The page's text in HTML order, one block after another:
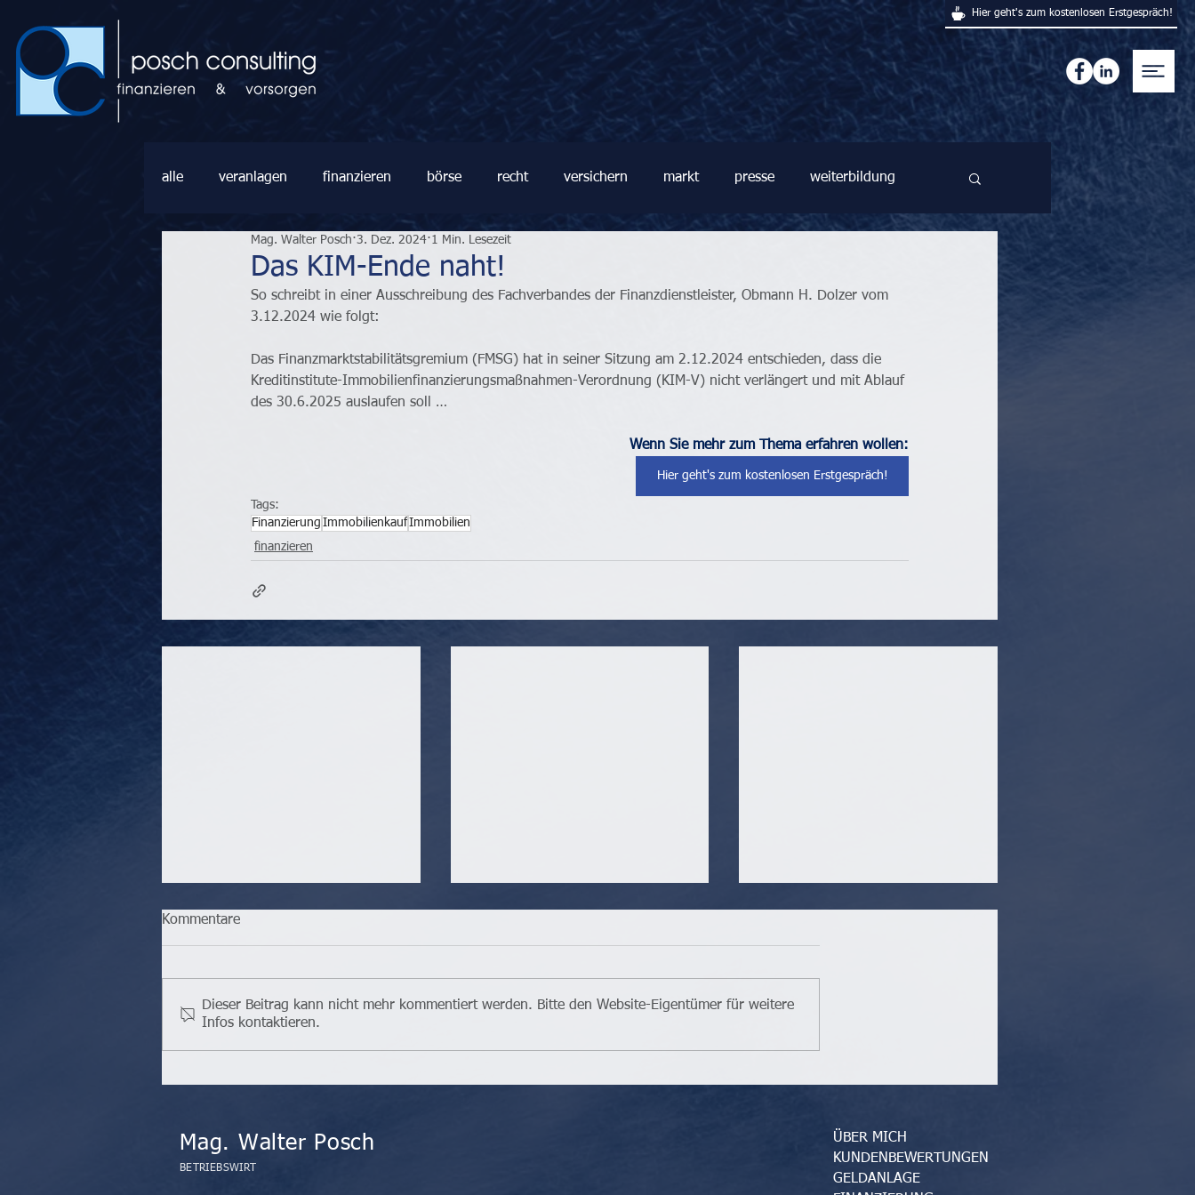
Hier geht's zum kostenlosen Erstgespräch!
alle veranlagen finanzieren börse recht versichern markt presse weiterbildung
Das KIM-Ende naht!
Mag. Walter Posch 3. Dez. 2024 1 Min. Lesezeit
So schreibt in einer Ausschreibung des Fachverbandes der Finanzdienstleister, Obmann H. Dolzer vom
3.12.2024 wie folgt:
Das Finanzmarktstabilitätsgremium (FMSG) hat in seiner Sitzung am 2.12.2024 entschieden, dass die
Kreditinstitute-Immobilienfinanzierungsmaßnahmen-Verordnung (KIM-V) nicht verlängert und mit Ablauf
des 30.6.2025 auslaufen soll …
Wenn Sie mehr zum Thema erfahren wollen:
Hier geht's zum kostenlosen Erstgespräch!
Tags:
Finanzierung ImmobilienkaufImmobilien
finanzieren
Gebrauchtwagenmarkt boomt
Kommentare
Dieser Beitrag kann nicht mehr kommentiert werden. Bitte den Website-Eigentümer für weitere
Infos kontaktieren.
Mag. Walter Posch
BETRIEBSWIRT
ÜBER MICH
KUNDENBEWERTUNGEN
GELDANLAGE